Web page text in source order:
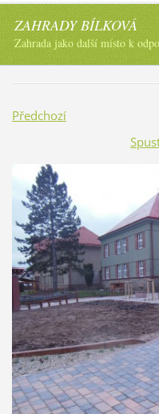
ZAHRADY BÍLKOVÁ
Zahrada jako další místo k
Předchozí